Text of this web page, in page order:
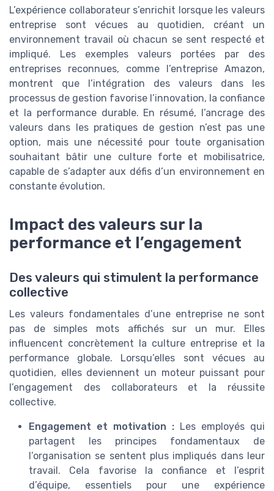
L’expérience collaborateur s’enrichit lorsque les valeurs
entreprise sont vécues au quotidien, créant un
environnement travail où chacun se sent respecté et
impliqué. Les exemples valeurs portées par des
entreprises reconnues, comme l’entreprise Amazon,
montrent que l’intégration des valeurs dans les
processus de gestion favorise l’innovation, la confiance
et la performance durable. En résumé, l’ancrage des
valeurs dans les pratiques de gestion n’est pas une
option, mais une nécessité pour toute organisation
souhaitant bâtir une culture forte et mobilisatrice,
capable de s’adapter aux défis d’un environnement en
constante évolution.
Impact des valeurs sur la
performance et l’engagement
Des valeurs qui stimulent la performance
collective
Les valeurs fondamentales d’une entreprise ne sont
pas de simples mots affichés sur un mur. Elles
influencent concrètement la culture entreprise et la
performance globale. Lorsqu’elles sont vécues au
quotidien, elles deviennent un moteur puissant pour
l’engagement des collaborateurs et la réussite
collective.
Engagement et motivation : Les employés qui
partagent les principes fondamentaux de
l’organisation se sentent plus impliqués dans leur
travail. Cela favorise la confiance et l’esprit
d’équipe, essentiels pour une expérience